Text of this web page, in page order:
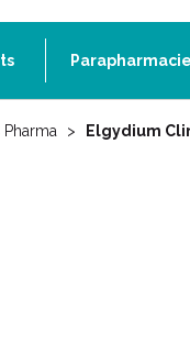
Parapharmacie
Pharma Elgydium